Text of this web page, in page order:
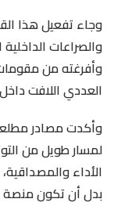
وجاء تفعيل هذا
والصراعات
وأفرغته من
العددي اللافت
وأكدت مصادر مطلعة
لمسار طويل من
الأداء
بدل أن تكون منصة